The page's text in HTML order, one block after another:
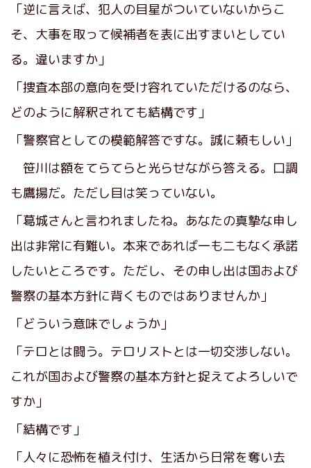
「逆に言えば、犯人の目星がついていないからこ
そ、大事を取って候補者を表に出すまいとしてい
る。違いますか」
「捜査本部の意向を受け容れていただけるのなら、
どのように解釈されても結構です」
「警察官としての模範解答ですな。誠に頼もしい」
笹川は額をてらてらと光らせながら答える。口調
も鷹揚だ。ただし目は笑っていない。
「葛城さんと言われましたね。あなたの真摯な申し
出は非常に有難い。本来であれば一も二もなく承諾
したいところです。ただし、その申し出は国および
警察の基本方針に背くものではありませんか」
「どういう意味でしょうか」
「テロとは闘う。テロリストとは一切交渉しない。
これが国および警察の基本方針と捉えてよろしいで
すか」
「結構です」
「人々に恐怖を植え付け、生活から日常を奪い去